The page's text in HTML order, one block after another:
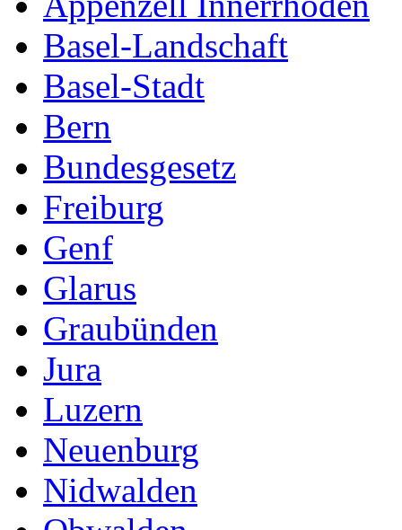
Basel-Landschaft
Basel-Stadt
Bern
Bundesgesetz
Freiburg
Genf
Glarus
Graubünden
Jura
Luzern
Neuenburg
Nidwalden